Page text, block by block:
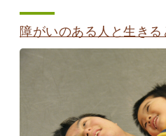
障がいのある人と生きる